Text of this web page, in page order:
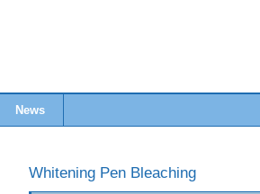
News
Whitening Pen Bleaching